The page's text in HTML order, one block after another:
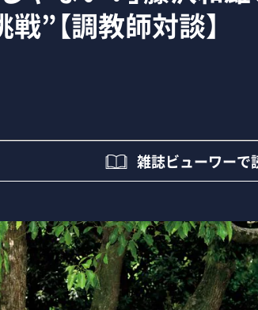
”【調教師対談】
雑誌ビューワーで